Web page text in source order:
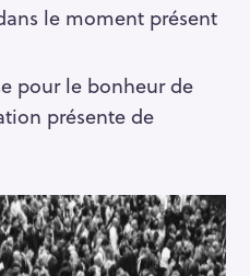
le moment présent
pour le bonheur de
présente de